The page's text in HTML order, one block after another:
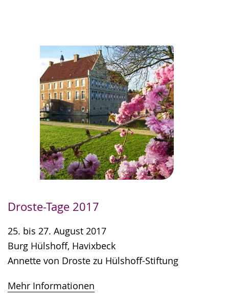
Droste-Tage 2017
25. bis 27. August 2017
Burg Hülshoff, Havixbeck
Annette von Droste zu Hülshoff-Stiftung
Mehr Informationen